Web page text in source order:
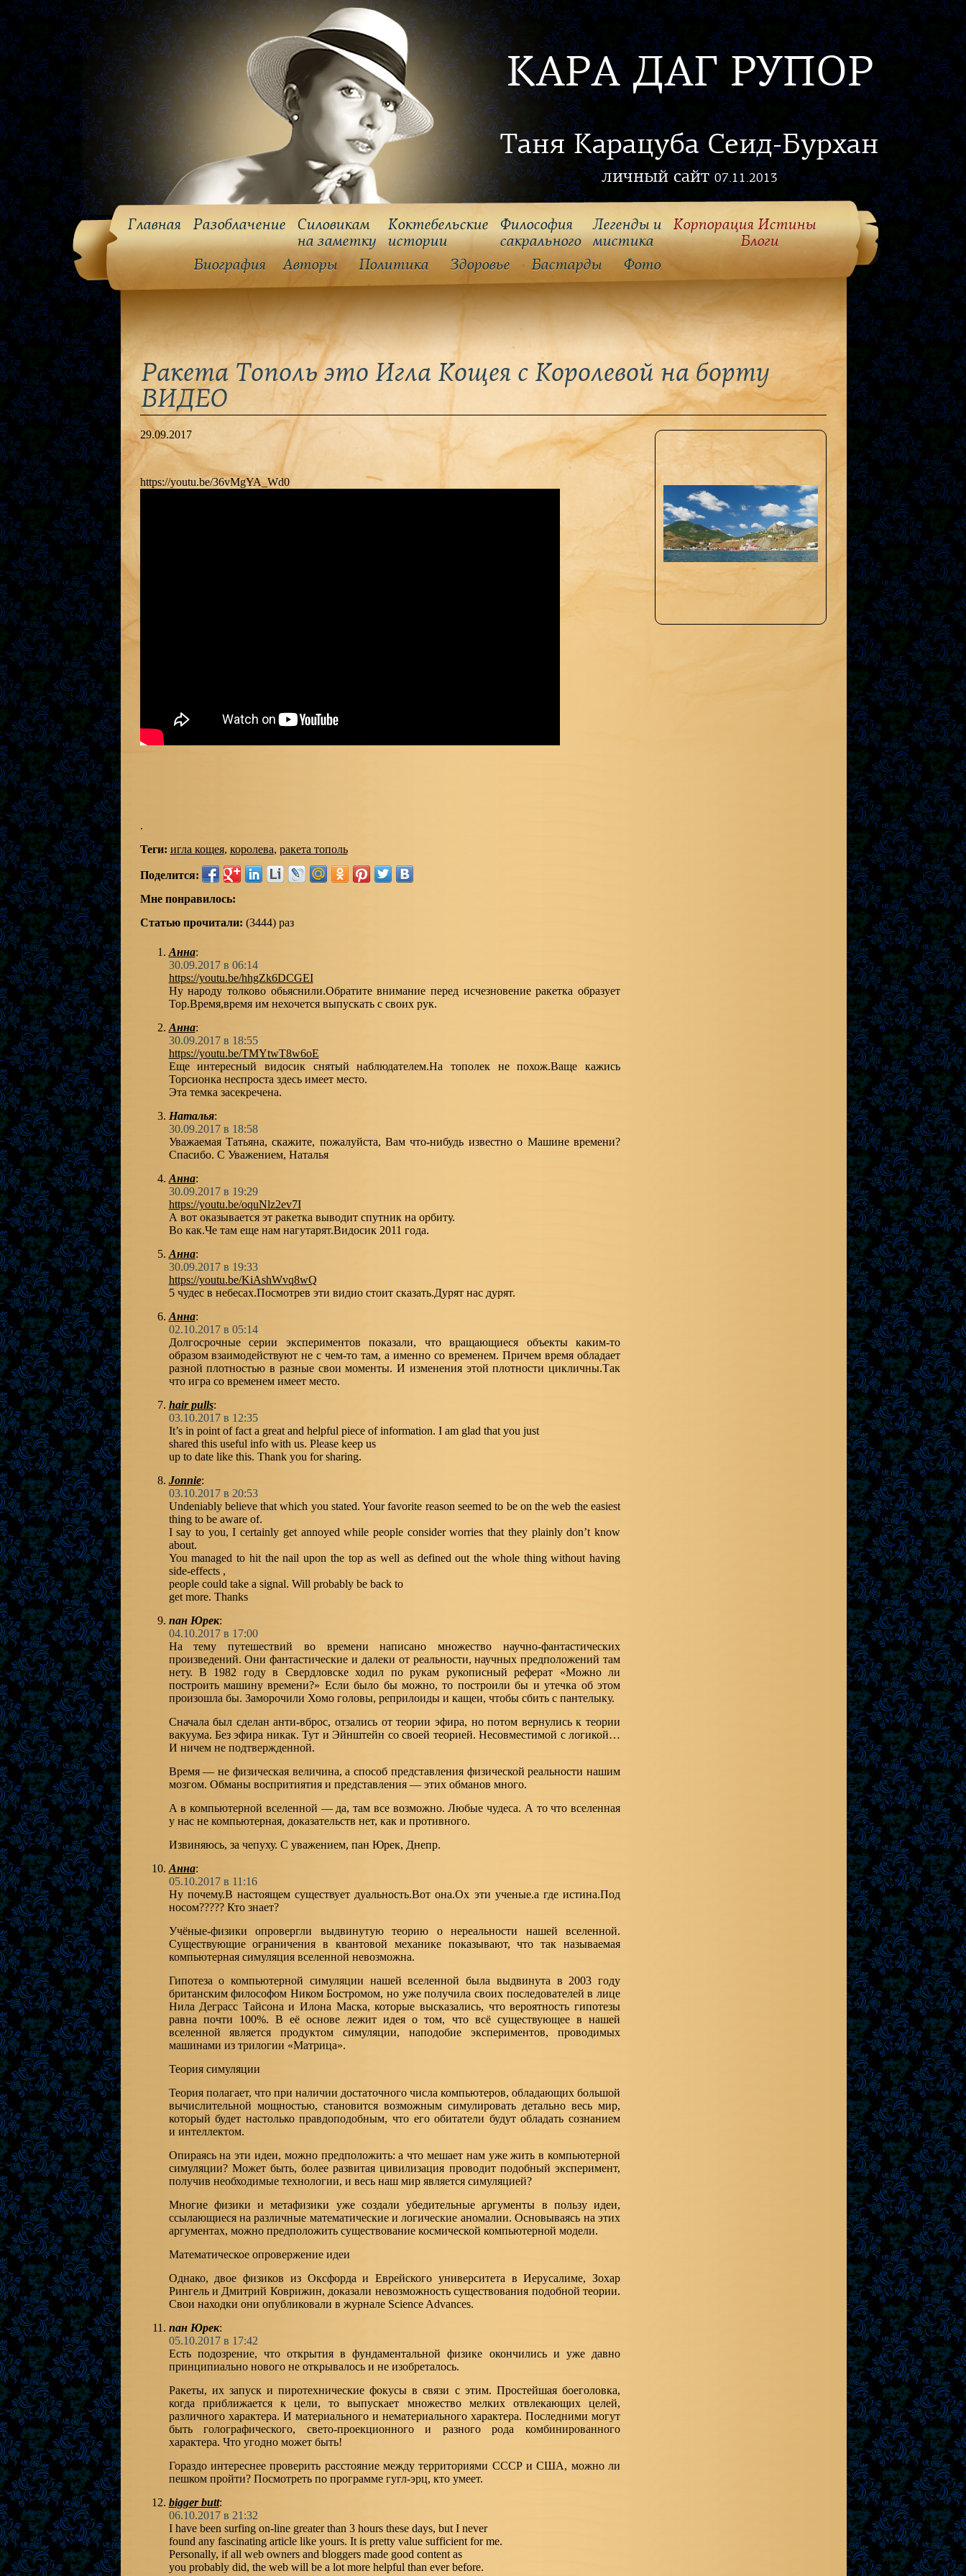
КАРА ДАГ РУПОР
Таня Карацуба Сеид-Бурхан
личный сайт07.11.2013
Главная Разоблачение
Силовикам
на заметку
Коктебельские
истории
Философия
cакрального
Легенды и
мистика
Корпорация Истины
Блоги
Биография
Авторы Политика Здоровье Бастарды Фото
Ракета Тополь это Игла Кощея с Королевой на борту
ВИДЕО
29.09.2017
https://youtu.be/36vMgYA_Wd0
.
Теги: игла кощея, королева, ракета тополь
Поделится:
Мне понравилось:
Статью прочитали: (3444) раз
Анна:
30.09.2017 в 06:14
https://youtu.be/hhgZk6DCGEI
Ну народу толково обьяснили.Обратите внимание перед исчезновение ракетка образует
Тор.Время,время им нехочется выпускать с своих рук.
Анна:
30.09.2017 в 18:55
https://youtu.be/TMYtwT8w6oE
Еще интересный видосик снятый наблюдателем.На тополек не похож.Ваще кажись
Торсионка неспроста здесь имеет место.
Эта темка засекречена.
Наталья:
30.09.2017 в 18:58
Уважаемая Татьяна, скажите, пожалуйста, Вам что-нибудь известно о Машине времени?
Спасибо. С Уважением, Наталья
Анна:
30.09.2017 в 19:29
https://youtu.be/oquNlz2ev7I
А вот оказывается эт ракетка выводит спутник на орбиту.
Во как.Че там еще нам нагутарят.Видосик 2011 года.
Анна:
30.09.2017 в 19:33
https://youtu.be/KiAshWvq8wQ
5 чудес в небесах.Посмотрев эти видио стоит сказать.Дурят нас дурят.
Анна:
02.10.2017 в 05:14
Долгосрочные серии экспериментов показали, что вращающиеся объекты каким-то
образом взаимодействуют не с чем-то там, а именно со временем. Причем время обладает
разной плотностью в разные свои моменты. И изменения этой плотности цикличны.Так
что игра со временем имеет место.
hair pulls:
03.10.2017 в 12:35
It’s in point of fact a great and helpful piece of information. I am glad that you just
shared this useful info with us. Please keep us
up to date like this. Thank you for sharing.
Jonnie:
03.10.2017 в 20:53
Undeniably believe that which you stated. Your favorite reason seemed to be on the web the easiest
thing to be aware of.
I say to you, I certainly get annoyed while people consider worries that they plainly don’t know
about.
You managed to hit the nail upon the top as well as defined out the whole thing without having
side-effects ,
people could take a signal. Will probably be back to
get more. Thanks
пан Юрек:
04.10.2017 в 17:00
На тему путешествий во времени написано множество научно-фантастических
произведений. Они фантастические и далеки от реальности, научных предположений там
нету. В 1982 году в Свердловске ходил по рукам рукописный реферат «Можно ли
построить машину времени?» Если было бы можно, то построили бы и утечка об этом
произошла бы. Заморочили Хомо головы, реприлоиды и кащеи, чтобы сбить с пантелыку.
Сначала был сделан анти-вброс, отзались от теории эфира, но потом вернулись к теории
вакуума. Без эфира никак. Тут и Эйнштейн со своей теорией. Несовместимой с логикой…
И ничем не подтвержденной.
Время — не физическая величина, а способ представления физической реальности нашим
мозгом. Обманы воспритиятия и представления — этих обманов много.
А в компьютерной вселенной — да, там все возможно. Любые чудеса. А то что вселенная
у нас не компьютерная, доказательств нет, как и противного.
Извиняюсь, за чепуху. С уважением, пан Юрек, Днепр.
Анна:
05.10.2017 в 11:16
Ну почему.В настоящем существует дуальность.Вот она.Ох эти ученые.а где истина.Под
носом????? Кто знает?
Учёные-физики опровергли выдвинутую теорию о нереальности нашей вселенной.
Существующие ограничения в квантовой механике показывают, что так называемая
компьютерная симуляция вселенной невозможна.
Гипотеза о компьютерной симуляции нашей вселенной была выдвинута в 2003 году
британским философом Ником Бостромом, но уже получила своих последователей в лице
Нила Деграсс Тайсона и Илона Маска, которые высказались, что вероятность гипотезы
равна почти 100%. В её основе лежит идея о том, что всё существующее в нашей
вселенной является продуктом симуляции, наподобие экспериментов, проводимых
машинами из трилогии «Матрица».
Теория симуляции
Теория полагает, что при наличии достаточного числа компьютеров, обладающих большой
вычислительной мощностью, становится возможным симулировать детально весь мир,
который будет настолько правдоподобным, что его обитатели будут обладать сознанием
и интеллектом.
Опираясь на эти идеи, можно предположить: а что мешает нам уже жить в компьютерной
симуляции? Может быть, более развитая цивилизация проводит подобный эксперимент,
получив необходимые технологии, и весь наш мир является симуляцией?
Многие физики и метафизики уже создали убедительные аргументы в пользу идеи,
ссылающиеся на различные математические и логические аномалии. Основываясь на этих
аргументах, можно предположить существование космической компьютерной модели.
Математическое опровержение идеи
Однако, двое физиков из Оксфорда и Еврейского университета в Иерусалиме, Зохар
Рингель и Дмитрий Коврижин, доказали невозможность существования подобной теории.
Свои находки они опубликовали в журнале Science Advances.
пан Юрек:
05.10.2017 в 17:42
Есть подозрение, что открытия в фундаментальной физике окончились и уже давно
принципиально нового не открывалось и не изобреталось.
Ракеты, их запуск и пиротехнические фокусы в связи с этим. Простейшая боеголовка,
когда приближается к цели, то выпускает множество мелких отвлекающих целей,
различного характера. И материального и нематериального характера. Последними могут
быть голографического, свето-проекционного и разного рода комбинированного
характера. Что угодно может быть!
Гораздо интереснее проверить расстояние между территориями СССР и США, можно ли
пешком пройти? Посмотреть по программе гугл-эрц, кто умеет.
bigger butt:
06.10.2017 в 21:32
I have been surfing on-line greater than 3 hours these days, but I never
found any fascinating article like yours. It is pretty value sufficient for me.
Personally, if all web owners and bloggers made good content as
you probably did, the web will be a lot more helpful than ever before.